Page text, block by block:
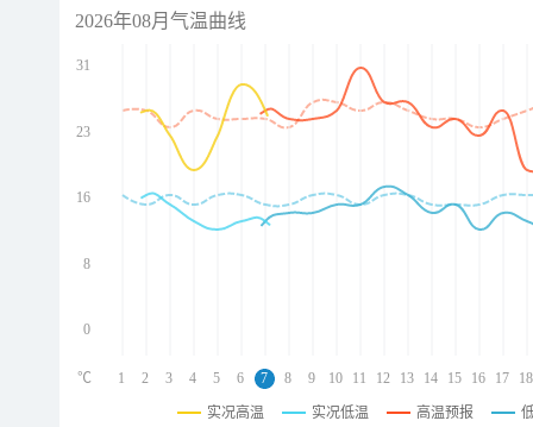
2026年08月气温曲线
31
23
16
8
0
1 2 3 4 5 6 7 8 9 10 11 12 13 14 15 16 17 18
℃
实况高温 实况低温 高温预报